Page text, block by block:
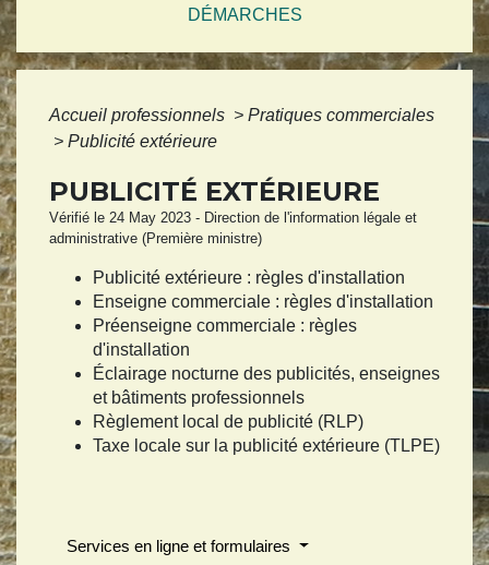
DÉMARCHES
Accueil professionnels > Pratiques commerciales
> Publicité extérieure
PUBLICITÉ EXTÉRIEURE
Vérifié le 24 May 2023 - Direction de l'information légale et
administrative (Première ministre)
Publicité extérieure : règles d'installation
Enseigne commerciale : règles d'installation
Préenseigne commerciale : règles
d'installation
Éclairage nocturne des publicités, enseignes
et bâtiments professionnels
Règlement local de publicité (RLP)
Taxe locale sur la publicité extérieure (TLPE)
Services en ligne et formulaires